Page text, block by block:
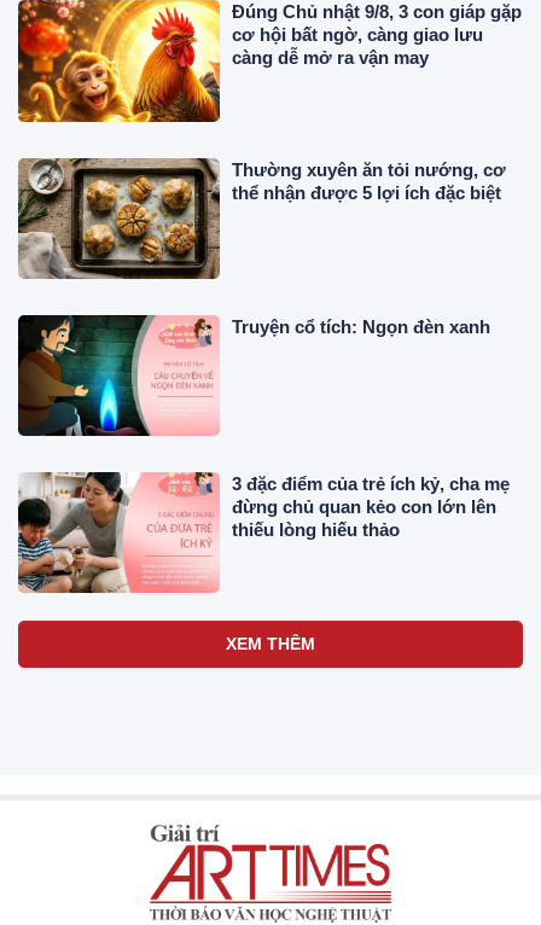
Đúng Chủ nhật 9/8, 3 con giáp gặp
cơ hội bất ngờ, càng giao lưu
càng dễ mở ra vận may
Thường xuyên ăn tỏi nướng, cơ
thể nhận được 5 lợi ích đặc biệt
Truyện cổ tích: Ngọn đèn xanh
3 đặc điểm của trẻ ích kỷ, cha mẹ
đừng chủ quan kẻo con lớn lên
thiếu lòng hiếu thảo
XEM THÊM